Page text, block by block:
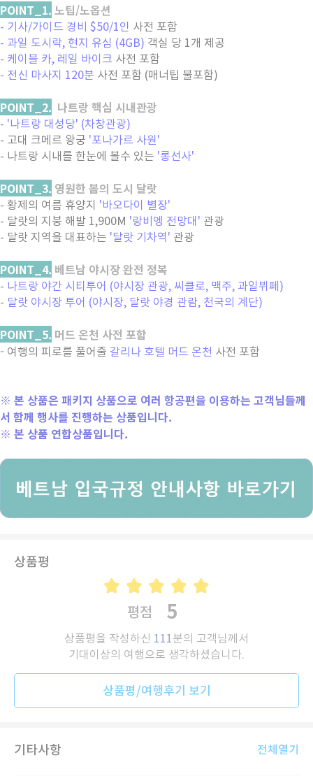
POINT_1. 노팁/노옵션
- 기사/가이드 경비 $50/1인 사전 포함
- 과일 도시락, 현지 유심 (4GB) 객실 당 1개 제공
- 케이블 카, 레일 바이크 사전 포함
- 전신 마사지 120분 사전 포함 (매너팁 불포함)
POINT_2. 나트랑 핵심 시내관광
- '나트랑 대성당' (차창관광)
- 고대 크메르 왕궁 '포나가르 사원'
- 나트랑 시내를 한눈에 볼수 있는 '롱선사'
POINT_3. 영원한 봄의 도시 달랏
- 황제의 여름 휴양지 '바오다이 별장'
- 달랏의 지붕 해발 1,900M '랑비엥 전망대' 관광
- 달랏 지역을 대표하는 '달랏 기차역' 관광
POINT_4. 베트남 야시장 완전 정복
- 나트랑 야간 시티투어 (야시장 관광, 씨클로, 맥주, 과일뷔페)
- 달랏 야시장 투어 (야시장, 달랏 야경 관람, 천국의 계단)
POINT_5. 머드 온천 사전 포함
- 여행의 피로를 풀어줄 갈리나 호텔 머드 온천 사전 포함
※ 본 상품은 패키지 상품으로 여러 항공편을 이용하는 고객님들께
서 함께 행사를 진행하는 상품입니다.
※ 본 상품 연합상품입니다.
상품평
평점 5
상품평을 작성하신 111분의 고객님께서
기대이상의 여행으로 생각하셨습니다.
상품평/여행후기 보기
기타사항 전체열기